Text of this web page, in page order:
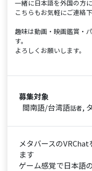
一緒に日本語を外国の方
こちらもお気軽にご連絡下
趣味は動画・映画鑑賞・
す。
よろしくお願いします。
募集対象
閩南語/台湾語話者,
メタバースの
ます
ゲーム感覚で日本語